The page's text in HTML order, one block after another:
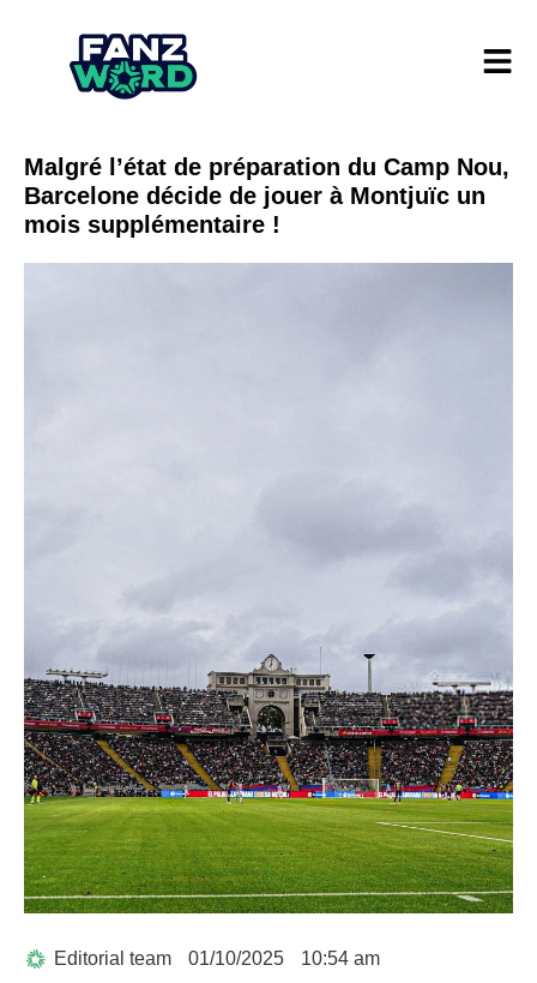
Malgré l’état de préparation du Camp Nou,
Barcelone décide de jouer à Montjuïc un
mois supplémentaire !
Editorial team 01/10/2025 10:54 am